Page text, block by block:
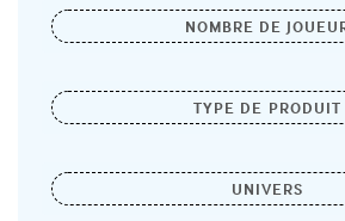
NOMBRE DE
TYPE DE PRODUIT
UNIVERS